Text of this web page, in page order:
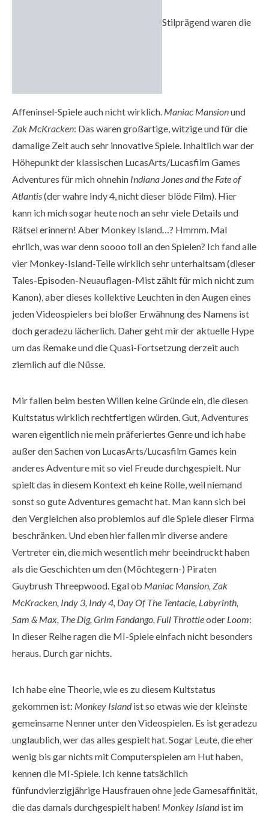
Stilprägend waren die
Affeninsel-Spiele auch nicht wirklich. Maniac Mansionund
Zak McKracken: Das waren großartige, witzige und für die
damalige Zeit auch sehr innovative Spiele. Inhaltlich war der
Höhepunkt der klassischen LucasArts/Lucasfilm Games
Adventures für mich ohnehin Indiana Jones and the Fate of
Atlantis(der wahre Indy 4, nicht dieser blöde Film). Hier
kann ich mich sogar heute noch an sehr viele Details und
Rätsel erinnern! Aber Monkey Island…? Hmmm. Mal
ehrlich, was war denn soooo toll an den Spielen? Ich fand alle
vier Monkey-Island-Teile wirklich sehr unterhaltsam (dieser
Tales-Episoden-Neuauflagen-Mist zählt für mich nicht zum
Kanon), aber dieses kollektive Leuchten in den Augen eines
jeden Videospielers bei bloßer Erwähnung des Namens ist
doch geradezu lächerlich. Daher geht mir der aktuelle Hype
um das Remake und die Quasi-Fortsetzung derzeit auch
ziemlich auf die Nüsse.
Mir fallen beim besten Willen keine Gründe ein, die diesen
Kultstatus wirklich rechtfertigen würden. Gut, Adventures
waren eigentlich nie mein präferiertes Genre und ich habe
außer den Sachen von LucasArts/Lucasfilm Games kein
anderes Adventure mit so viel Freude durchgespielt. Nur
spielt das in diesem Kontext eh keine Rolle, weil niemand
sonst so gute Adventures gemacht hat. Man kann sich bei
den Vergleichen also problemlos auf die Spiele dieser Firma
beschränken. Und eben hier fallen mir diverse andere
Vertreter ein, die mich wesentlich mehr beeindruckt haben
als die Geschichten um den (Möchtegern-) Piraten
Guybrush Threepwood. Egal ob Maniac Mansion, Zak
McKracken, Indy 3, Indy 4, Day Of The Tentacle, Labyrinth,
Sam & Max, The Dig, Grim Fandango, Full Throttleoder Loom:
In dieser Reihe ragen die MI-Spiele einfach nicht besonders
heraus. Durch gar nichts.
Ich habe eine Theorie, wie es zu diesem Kultstatus
gekommen ist: Monkey Islandist so etwas wie der kleinste
gemeinsame Nenner unter den Videospielen. Es ist geradezu
unglaublich, wer das alles gespielt hat. Sogar Leute, die eher
wenig bis gar nichts mit Computerspielen am Hut haben,
kennen die MI-Spiele. Ich kenne tatsächlich
fünfundvierzigjährige Hausfrauen ohne jede Gamesaffinität,
die das damals durchgespielt haben! Monkey Islandist im